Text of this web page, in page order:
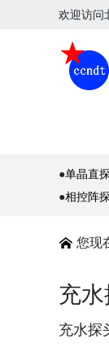
欢迎访问
●单晶直
●相控阵
您现
充
充水探